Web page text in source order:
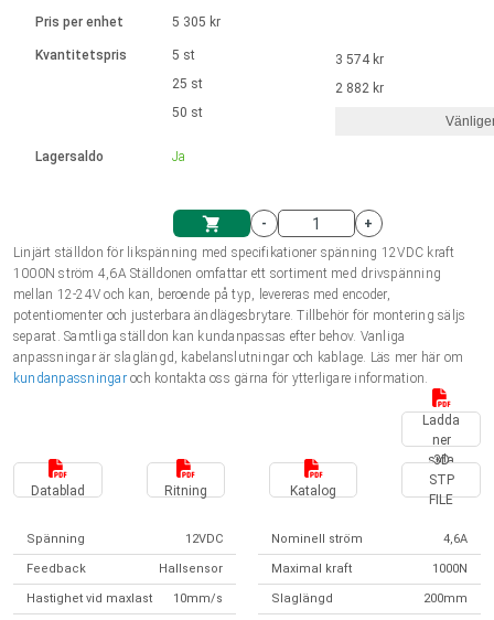
Enhetssystem
Kundkorg
Solenoids
Ø 28-42| 1-1400 rpm | <= 290Ncm
Styrningar borstlösa DC motorer
Styrningar DC motorer
Drivsteg 2-6 A
Synkrona-Asynkrona | för 1-4 ställdon
Synkrona-Asynkrona | för 1-4 ställdon
Français (EUR)
Polski (EUR)
Norsk (NOK)
Suomi (EUR)
Pris per enhet
Kvantitetspris
Lagersaldo
5 305 kr
5 st
25 st
50 st
Ja
3 574 kr
2 882 kr
-
+
Linjärt ställdon för likspänning med specifikationer spänning 12VDC kraft
1000N ström 4,6A Ställdonen omfattar ett sortiment med drivspänning
mellan 12-24V och kan, beroende på typ, levereras med encoder,
potentiomenter och justerbara ändlägesbrytare. Tillbehör för montering säljs
separat. Samtliga ställdon kan kundanpassas efter behov. Vanliga
anpassningar är slaglängd, kabelanslutningar och kablage. Läs mer här om
kundanpassningaroch kontakta oss gärna för ytterligare information.
Ladda
ner
sida
Datablad
Ritning Katalog
3D
STP
FILE
Spänning 12VDC Nominell ström 4,6A
Feedback Hallsensor Maximal kraft 1000N
Hastighet vid maxlast 10mm/s Slaglängd 200mm